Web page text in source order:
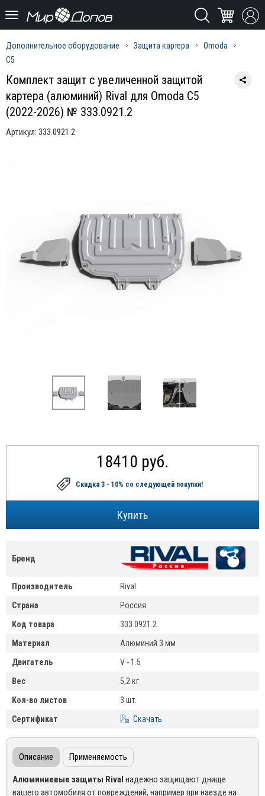
Дополнительное оборудование Защита картера
Omoda
C5
Комплект защит с увеличенной защитой
картера (алюминий) Rival для Omoda C5
(2022-2026) № 333.0921.2
Артикул: 333.0921.2
18410 руб.
Скидка 3 - 10% со следующей покупки!
Бренд
Производитель
Rival
Страна
Россия
Код товара
333.0921.2
Материал
Алюминий 3 мм
Двигатель
V - 1.5
Вес
5,2 кг.
Кол-во листов
3 шт.
Сертификат
Скачать
Описание Применяемость
Алюминиевые защиты Rival надежно защищают днище
вашего автомобиля от повреждений, например при наезде на